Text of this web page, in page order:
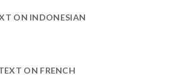
ON INDONESIAN
ON FRENCH